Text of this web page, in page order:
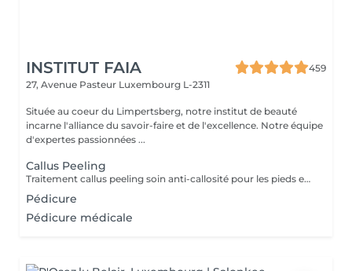
INSTITUT FAIA
459
27, Avenue Pasteur Luxembourg L-2311
Située au coeur du Limpertsberg, notre institut de beauté
incarne l'alliance du savoir-faire et de l'excellence. Notre équipe
d'expertes passionnées ...
Callus Peeling
Traitement callus peeling soin anti-callosité pour les pieds en seulement 15 minutes CALLUSPEELING permet d'éliminer facilement, sans lames ni cutters, les callosités et les fissures, donnant aux pieds une incroyable douceur et une sensation infinie de légèreté.
Pédicure
Pédicure médicale